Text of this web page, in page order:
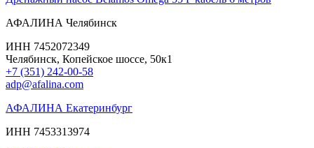
АФАЛИНА Челябинск
ИНН 7452072349
Челябинск, Копейское шоссе, 50к1
+7 (351) 242-00-58
adp@afalina.com
АФАЛИНА Екатеринбург
ИНН 7453313974